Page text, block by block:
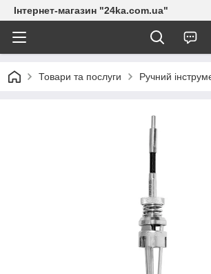
Інтернет-магазин "24ka.com.ua"
Товари та послуги Ручний